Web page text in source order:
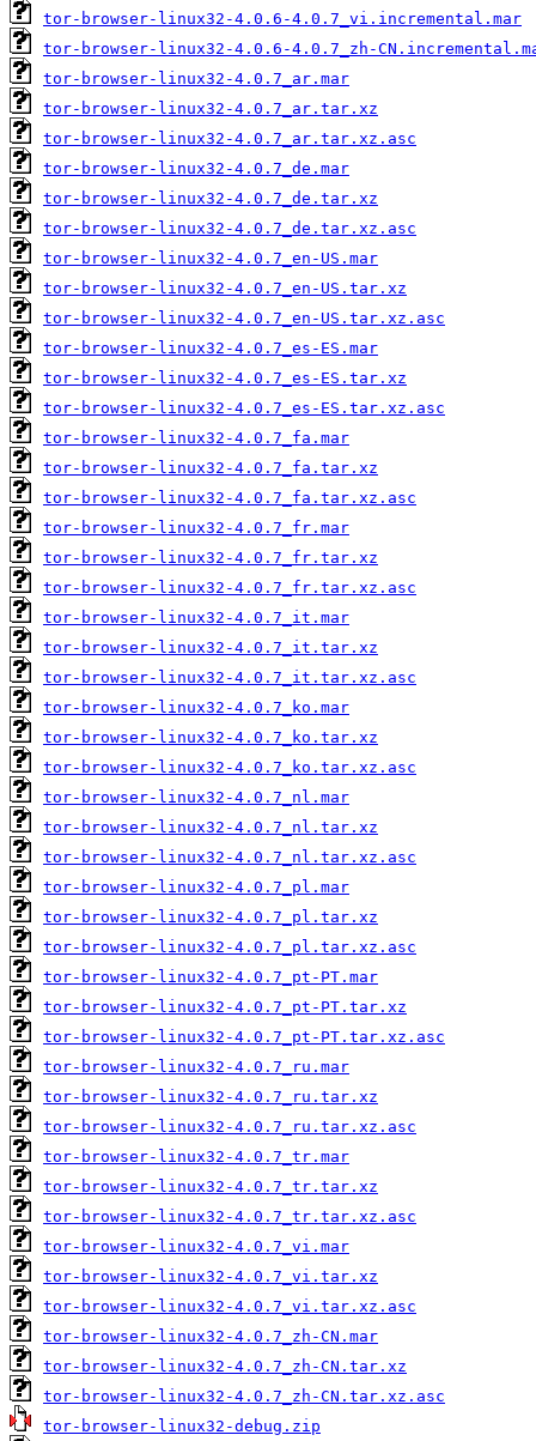
tor-browser-linux32-4.0.6-4.0.7_vi.incremental.mar
tor-browser-linux32-4.0.6-4.0.7_zh-
tor-browser-linux32-4.0.7_ar.mar
tor-browser-linux32-4.0.7_ar.tar.xz
tor-browser-linux32-4.0.7_ar.tar.xz.asc
tor-browser-linux32-4.0.7_de.mar
tor-browser-linux32-4.0.7_de.tar.xz
tor-browser-linux32-4.0.7_de.tar.xz.asc
tor-browser-linux32-4.0.7_en-US.mar
tor-browser-linux32-4.0.7_en-US.tar.xz
tor-browser-linux32-4.0.7_en-US.tar.xz.asc
tor-browser-linux32-4.0.7_es-ES.mar
tor-browser-linux32-4.0.7_es-ES.tar.xz
tor-browser-linux32-4.0.7_es-ES.tar.xz.asc
tor-browser-linux32-4.0.7_fa.mar
tor-browser-linux32-4.0.7_fa.tar.xz
tor-browser-linux32-4.0.7_fa.tar.xz.asc
tor-browser-linux32-4.0.7_fr.mar
tor-browser-linux32-4.0.7_fr.tar.xz
tor-browser-linux32-4.0.7_fr.tar.xz.asc
tor-browser-linux32-4.0.7_it.mar
tor-browser-linux32-4.0.7_it.tar.xz
tor-browser-linux32-4.0.7_it.tar.xz.asc
tor-browser-linux32-4.0.7_ko.mar
tor-browser-linux32-4.0.7_ko.tar.xz
tor-browser-linux32-4.0.7_ko.tar.xz.asc
tor-browser-linux32-4.0.7_nl.mar
tor-browser-linux32-4.0.7_nl.tar.xz
tor-browser-linux32-4.0.7_nl.tar.xz.asc
tor-browser-linux32-4.0.7_pl.mar
tor-browser-linux32-4.0.7_pl.tar.xz
tor-browser-linux32-4.0.7_pl.tar.xz.asc
tor-browser-linux32-4.0.7_pt-PT.mar
tor-browser-linux32-4.0.7_pt-PT.tar.xz
tor-browser-linux32-4.0.7_pt-PT.tar.xz.asc
tor-browser-linux32-4.0.7_ru.mar
tor-browser-linux32-4.0.7_ru.tar.xz
tor-browser-linux32-4.0.7_ru.tar.xz.asc
tor-browser-linux32-4.0.7_tr.mar
tor-browser-linux32-4.0.7_tr.tar.xz
tor-browser-linux32-4.0.7_tr.tar.xz.asc
tor-browser-linux32-4.0.7_vi.mar
tor-browser-linux32-4.0.7_vi.tar.xz
tor-browser-linux32-4.0.7_vi.tar.xz.asc
tor-browser-linux32-4.0.7_zh-CN.mar
tor-browser-linux32-4.0.7_zh-CN.tar.xz
tor-browser-linux32-4.0.7_zh-CN.tar.xz.asc
tor-browser-linux32-debug.zip